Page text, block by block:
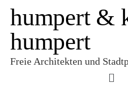
humpert &
humpert
Freie Architekten und